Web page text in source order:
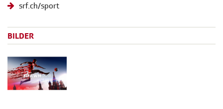
srf.ch/sport
BILDER